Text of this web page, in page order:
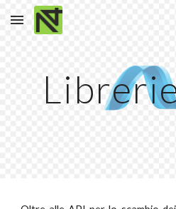
Skip to main content